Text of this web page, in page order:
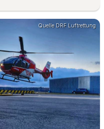
Quelle DRF Luftrettung